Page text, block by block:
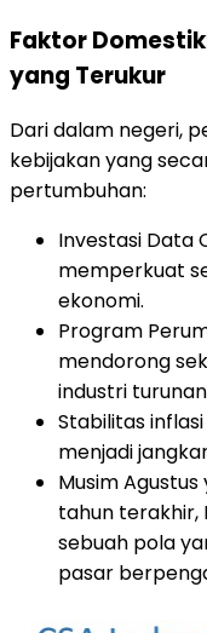
Faktor
yang Terukur
Dari dalam negeri,
kebijakan yang
pertumbuhan:
Investasi Data
memperkuat
ekonomi.
Program
mendorong
industri
Stabilitas
menjadi
Musim
tahun terakhir,
sebuah pola
pasar